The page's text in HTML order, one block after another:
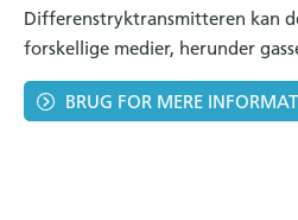
Differenstryktransmitteren kan
forskellige medier, herunder
BRUG FOR MERE